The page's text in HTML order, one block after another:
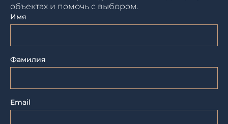
объектах и помочь с выбором.
Имя
Фамилия
Email